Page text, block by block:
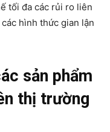
tối đa các rủi ro liên
hình thức gian lận
sản phẩm
thị trường